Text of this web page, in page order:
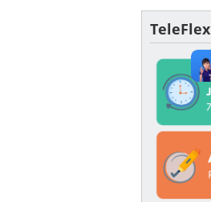
TeleFlex